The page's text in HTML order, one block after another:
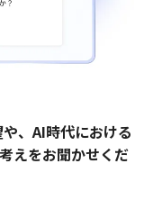
、AI時代における
えをお聞かせくだ